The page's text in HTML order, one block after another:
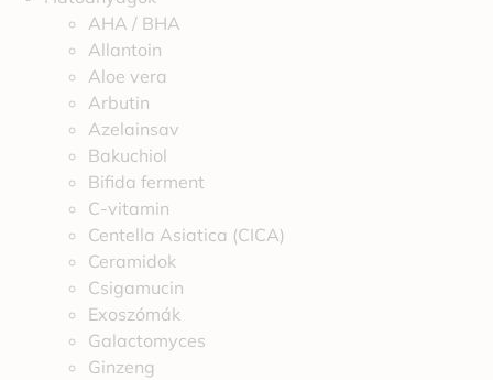
AHA / BHA
Allantoin
Aloe vera
Arbutin
Azelainsav
Bakuchiol
Bifida ferment
C-vitamin
Centella Asiatica (CICA)
Ceramidok
Csigamucin
Exoszómák
Galactomyces
Ginzeng